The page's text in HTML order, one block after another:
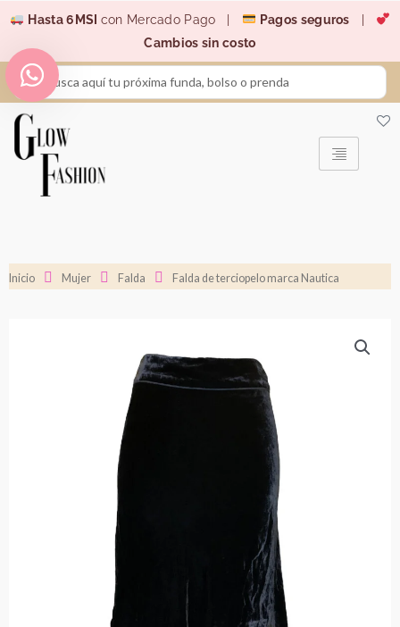
contenido
Hasta 6MSI con Mercado Pago | Pagos seguros
Cambios sin costo
Search
...
Inicio Mujer Falda Falda de terciopelo marca Nautica